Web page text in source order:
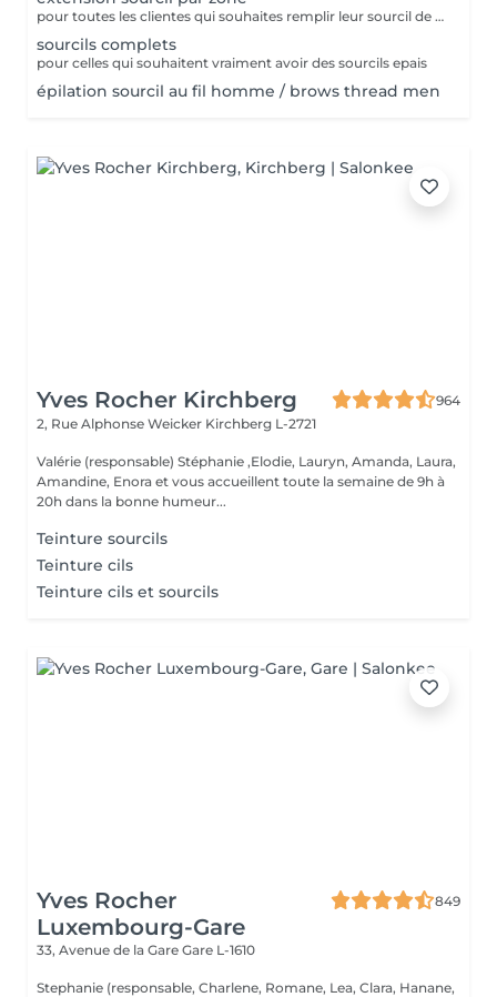
pour toutes les clientes qui souhaites remplir leur sourcil de facon temporaire et naturel cette prestation est faites pour vous
sourcils complets
pour celles qui souhaitent vraiment avoir des sourcils epais
épilation sourcil au fil homme / brows thread men
Yves Rocher Kirchberg
964
2, Rue Alphonse Weicker Kirchberg L-2721
Valérie (responsable) Stéphanie ,Elodie, Lauryn, Amanda, Laura,
Amandine, Enora et vous accueillent toute la semaine de 9h à
20h dans la bonne humeur...
Teinture sourcils
Teinture cils
Teinture cils et sourcils
Yves Rocher
Luxembourg-Gare
849
33, Avenue de la Gare Gare L-1610
Stephanie (responsable, Charlene, Romane, Lea, Clara, Hanane,